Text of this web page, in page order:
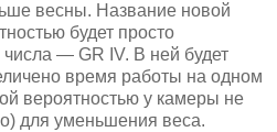
весны. Название новой
будет просто
— GR IV. В ней будет
время работы на одном
вероятностью у камеры не
для уменьшения веса.